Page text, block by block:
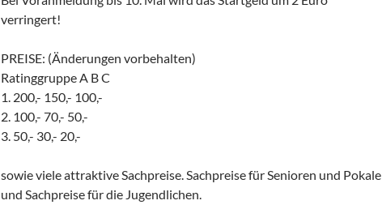
verringert!
PREISE: (Änderungen vorbehalten)
Ratinggruppe A B C
1. 200,- 150,- 100,-
2. 100,- 70,- 50,-
3. 50,- 30,- 20,-
sowie viele attraktive Sachpreise. Sachpreise für Senioren und Pokale
und Sachpreise für die Jugendlichen.